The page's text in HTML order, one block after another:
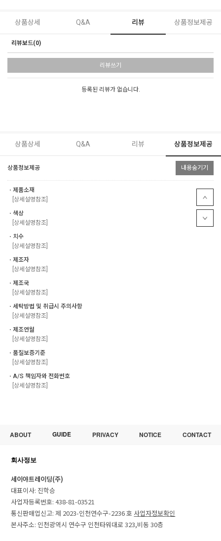
상품상세 Q&A 리뷰 상품정보제공
리뷰보드(0)
리뷰쓰기
등록된 리뷰가 없습니다.
상품상세 Q&A 리뷰 상품정보제공
상품정보제공 내용숨기기
ㆍ제품소재
[상세설명참조]
ㆍ색상
[상세설명참조]
ㆍ치수
[상세설명참조]
ㆍ제조자
[상세설명참조]
ㆍ제조국
[상세설명참조]
ㆍ세탁방법 및 취급시 주의사항
[상세설명참조]
ㆍ제조연월
[상세설명참조]
ㆍ품질보증기준
[상세설명참조]
ㆍA/S 책임자와 전화번호
[상세설명참조]
ABOUT GUIDE PRIVACY NOTICE CONTACT
회사정보
세이야트레이딩(주)
대표이사: 진학승
사업자등록번호: 438-81-03521
통신판매업신고: 제 2023-인천연수구-2236 호 사업자정보확인
본사주소: 인천광역시 연수구 인천타워대로 323,비동 30층